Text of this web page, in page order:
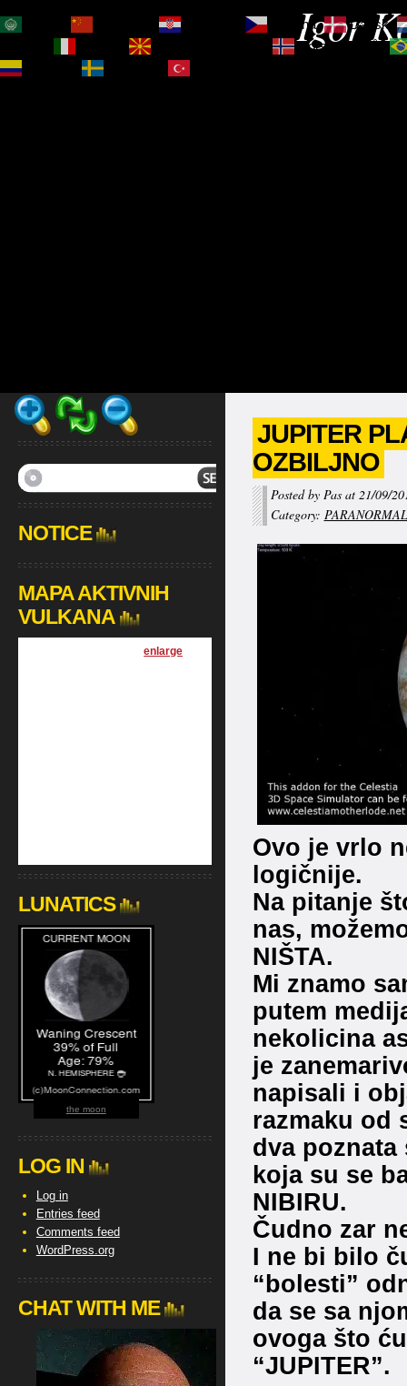
Igor
JUPITER
OZBILJNO
Posted by Pas at 21/09/
Category:
Ovo je vrlo
logičnije.
Na pitanje
nas,
NIŠTA.
Mi znamo
putem
nekolicina
je
napisali i
razmaku od
dva poznata
koja su se
NIBIRU.
Čudno zar
I ne bi bilo
“bolesti”
da se sa
ovoga što
“JUPITER”.
NOTICE
MAPA AKTIVNIH
VULKANA
[enlarge
LUNATICS
the moon
LOG IN
Log in
Entries feed
Comments feed
WordPress.org
CHAT WITH ME
Čeština‎
Dansk
Norsk bokmål